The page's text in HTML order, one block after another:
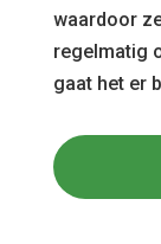
waardoor
regelmatig
gaat het er